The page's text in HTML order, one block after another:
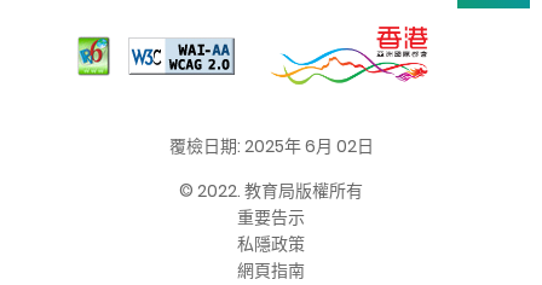
覆檢日期: 2025年 6月 02日
© 2022. 教育局版權所有
重要告示
私隱政策
網頁指南